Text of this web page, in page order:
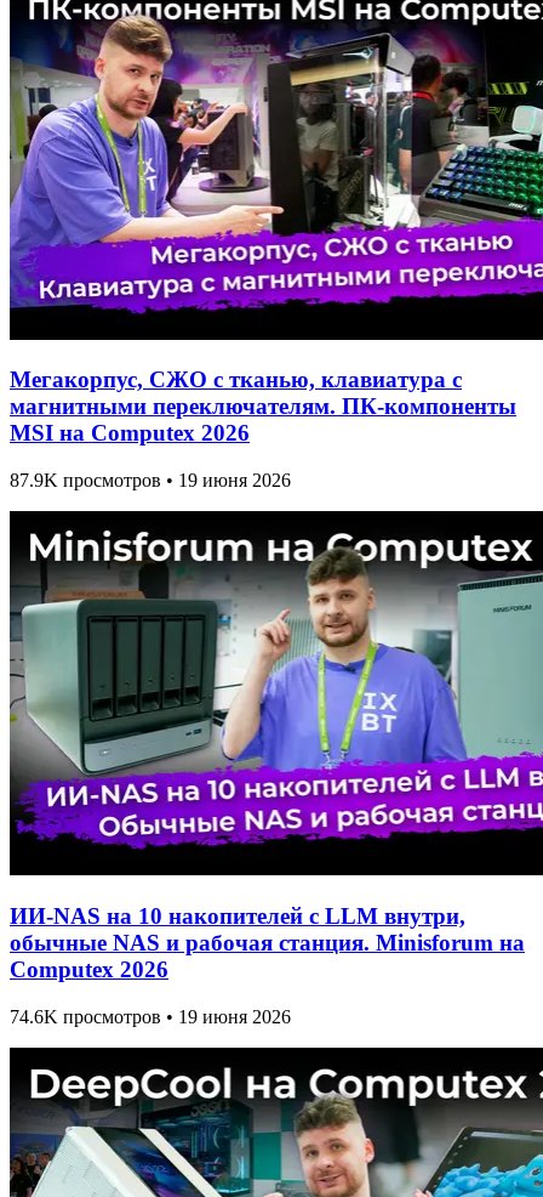
Мегакорпус, СЖО с тканью, клавиатура с
магнитными переключателям. ПК-компоненты
MSI на Computex 2026
87.9K просмотров • 19 июня 2026
ИИ-NAS на 10 накопителей с LLM внутри,
обычные NAS и рабочая станция. Minisforum на
Computex 2026
74.6K просмотров • 19 июня 2026